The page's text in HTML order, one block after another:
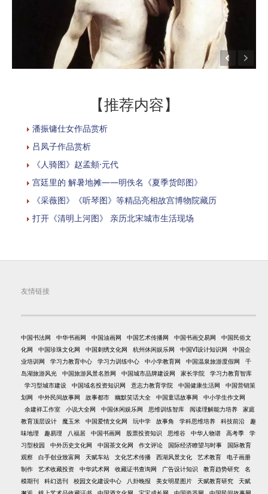
【推荐内容】
潘振镛仕女作品赏析
吕凤子作品赏析
《人骑图》赵孟頫·元代
宫廷里的 解暑地摊——明佚名《夏季货郎图》
《采薇图》《听琴图》等精品亮相故宫博物院藏历
打开《清明上河图》 亲历北宋城市生活现场
友情链接
中国书法网 中华书画网 中国油画网 中国艺术传播网 中国书画交易网
中国民俗文
化网
中国珍珠文化网 中国刺绣文化网 杭州休闲娱乐网 中国VI设计知识网
中国企
业培训网
学习力教育中心 学习力训练中心 中小学教育网 中国温泉旅游度假网
千
岛湖旅游风光
中国旅游风景名胜网 中国城市品牌建设网 家长学院
学习力教育智库
学习型城市建设
中国域名投资知识网 意志力教育学院 中国健康生活网
中国营销策
划网
中外民间故事网 故事都市 幽默笑话大全 中国童话故事网
中小学生作文网
余建祥工作室
小说大全网 中国休闲娱乐网 思维训练智库 阅读理解能力培养
家庭
教育顶层设计
魔玉米 中国爱情文化网 玩中学 故事角 学科思维培养 科技前沿
趣
味地理
趣易理 八福居 中国书画网 股票投资知识 思维谷 中华人物谱 高考季
学
习型校园
中外历史文化网 中国茶文化网 作文评论 国际经济瞭望与时事
国际教育
观察
白手创业致富网 天赋车站 文化艺术传播 西湖风景文化 艺术教育
电子画册
制作
艺术收藏投资 中华武术网 收藏证书查询网 广告设计知识 教育趋势研究
名
模期刊
科幻选刊 校园文化建设中心 八卦晚报 美女明星图片 天赋教育研究
天赋